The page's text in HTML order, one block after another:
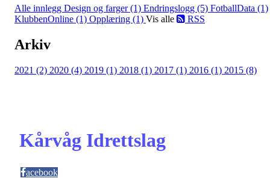
Alle innlegg Design og farger (1) Endringslogg (5) FotballData (1)
KlubbenOnline (1) Opplæring (1) Vis alle RSS
Arkiv
2021 (2) 2020 (4) 2019 (1) 2018 (1) 2017 (1) 2016 (1) 2015 (8)
Kårvåg Idrettslag
acebook